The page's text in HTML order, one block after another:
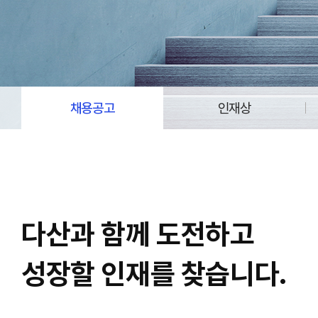
채용공고 인재상
다산과 함께 도전하고
성장할 인재를 찾습니다.